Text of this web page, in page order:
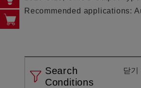
Recommended applications:
닫기
Search
Conditions